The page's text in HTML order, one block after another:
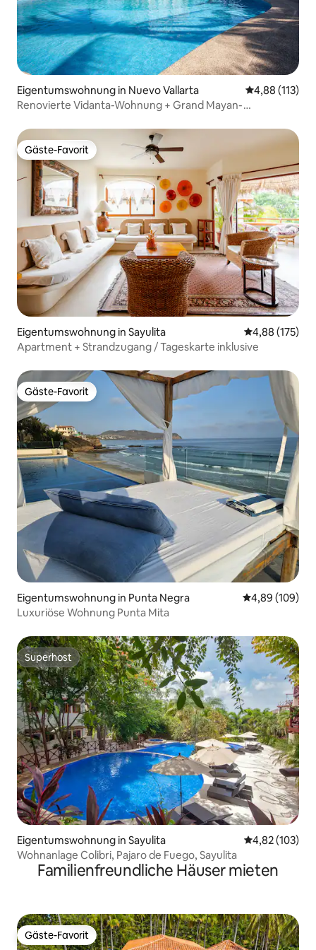
Eigentumswohnung in Nuevo Vallarta
4,88 (113)
Renovierte Vidanta-Wohnung + Grand Mayan-
Gäste-Favorit
Gäste-Favorit
Eigentumswohnung in Sayulita
4,88 (175)
Apartment + Strandzugang / Tageskarte inklusive
Gäste-Favorit
Gäste-Favorit
Eigentumswohnung in Punta Negra
4,89 (109)
Luxuriöse Wohnung Punta Mita
Superhost
Superhost
Eigentumswohnung in Sayulita
4,82 (103)
Wohnanlage Colibri, Pajaro de Fuego, Sayulita
Familienfreundliche Häuser mieten
Gäste-Favorit
Gäste-Favorit